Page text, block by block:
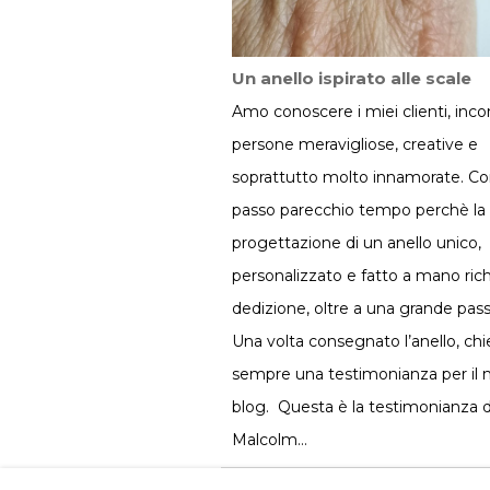
Un anello ispirato alle scale
Amo conoscere i miei clienti,
persone meravigliose, creative e
soprattutto molto innamorate.
passo parecchio tempo perchè la
progettazione di un anello unico,
personalizzato e fatto a mano
dedizione, oltre a una grande
Una volta consegnato l’anello,
sempre una testimonianza per il
blog. Questa è la testimonianza
Malcolm…